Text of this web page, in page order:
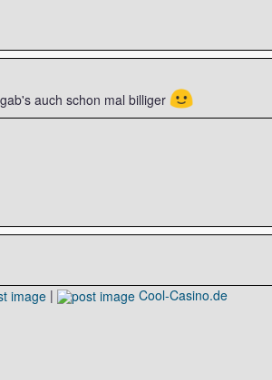
auch schon mal billiger🙂
| Cool-Casino.de